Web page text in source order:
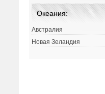
Океания:
Австралия
Новая Зеландия